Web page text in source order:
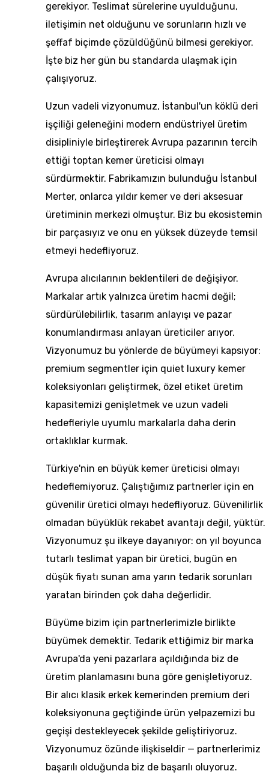
gerekiyor. Teslimat sürelerine uyulduğunu,
iletişimin net olduğunu ve sorunların hızlı ve
şeffaf biçimde çözüldüğünü bilmesi gerekiyor.
İşte biz her gün bu standarda ulaşmak için
çalışıyoruz.
Uzun vadeli vizyonumuz, İstanbul'un köklü deri
işçiliği geleneğini modern endüstriyel üretim
disipliniyle birleştirerek Avrupa pazarının tercih
ettiği toptan kemer üreticisi olmayı
sürdürmektir. Fabrikamızın bulunduğu İstanbul
Merter, onlarca yıldır kemer ve deri aksesuar
üretiminin merkezi olmuştur. Biz bu ekosistemin
bir parçasıyız ve onu en yüksek düzeyde temsil
etmeyi hedefliyoruz.
Avrupa alıcılarının beklentileri de değişiyor.
Markalar artık yalnızca üretim hacmi değil;
sürdürülebilirlik, tasarım anlayışı ve pazar
konumlandırması anlayan üreticiler arıyor.
Vizyonumuz bu yönlerde de büyümeyi kapsıyor:
premium segmentler için quiet luxury kemer
koleksiyonları geliştirmek, özel etiket üretim
kapasitemizi genişletmek ve uzun vadeli
hedefleriyle uyumlu markalarla daha derin
ortaklıklar kurmak.
Türkiye'nin en büyük kemer üreticisi olmayı
hedeflemiyoruz. Çalıştığımız partnerler için en
güvenilir üretici olmayı hedefliyoruz. Güvenilirlik
olmadan büyüklük rekabet avantajı değil, yüktür.
Vizyonumuz şu ilkeye dayanıyor: on yıl boyunca
tutarlı teslimat yapan bir üretici, bugün en
düşük fiyatı sunan ama yarın tedarik sorunları
yaratan birinden çok daha değerlidir.
Büyüme bizim için partnerlerimizle birlikte
büyümek demektir. Tedarik ettiğimiz bir marka
Avrupa'da yeni pazarlara açıldığında biz de
üretim planlamasını buna göre genişletiyoruz.
Bir alıcı klasik erkek kemerinden premium deri
koleksiyonuna geçtiğinde ürün yelpazemizi bu
geçişi destekleyecek şekilde geliştiriyoruz.
Vizyonumuz özünde ilişkiseldir — partnerlerimiz
başarılı olduğunda biz de başarılı oluyoruz.